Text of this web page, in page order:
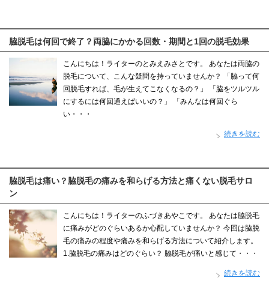
脇脱毛は何回で終了？両脇にかかる回数・期間と1回の脱毛効果
こんにちは！ライターのとみえみさとです。 あなたは両脇の
脱毛について、こんな疑問を持っていませんか？ 「脇って何
回脱毛すれば、毛が生えてこなくなるの？」 「脇をツルツル
にするには何回通えばいいの？」 「みんなは何回ぐら
い・・・
続きを読む
脇脱毛は痛い？脇脱毛の痛みを和らげる方法と痛くない脱毛サロ
ン
こんにちは！ライターのふづきあやこです。 あなたは脇脱毛
に痛みがどのぐらいあるか心配していませんか？ 今回は脇脱
毛の痛みの程度や痛みを和らげる方法について紹介します。
1.脇脱毛の痛みはどのぐらい？ 脇脱毛が痛いと感じて・・・
続きを読む